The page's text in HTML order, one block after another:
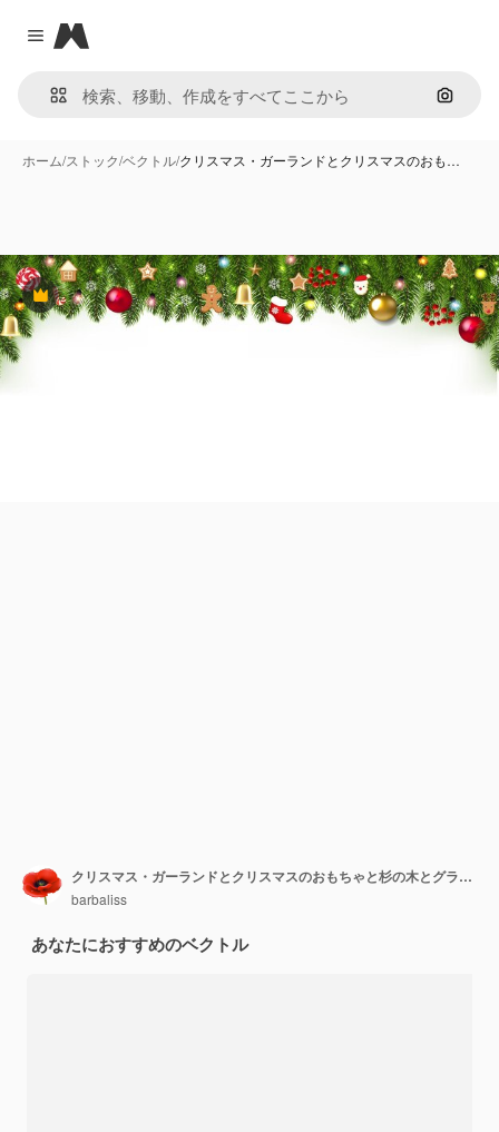
Close menu
Magnific
画像で
ホーム/ストック/ベクトル/クリスマス・ガーランドとクリスマスのおも…
Premium
クリスマス・ガーランドとクリスマスのおもちゃと杉の木とグラディエント・メッシュ・ベクトルイラスト
barbaliss
あなたにおすすめのベクトル